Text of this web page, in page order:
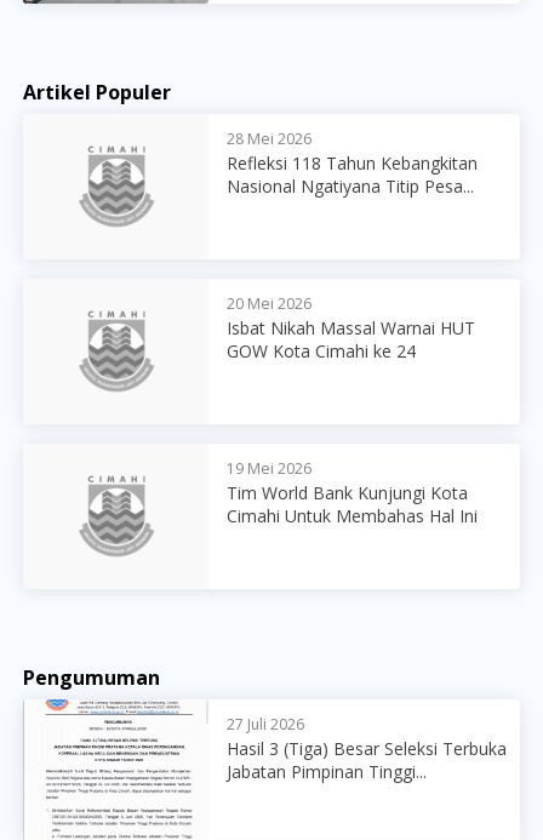
Artikel Populer
28 Mei 2026
Refleksi 118 Tahun Kebangkitan
Nasional Ngatiyana Titip Pesa...
20 Mei 2026
Isbat Nikah Massal Warnai HUT
GOW Kota Cimahi ke 24
19 Mei 2026
Tim World Bank Kunjungi Kota
Cimahi Untuk Membahas Hal Ini
Pengumuman
27 Juli 2026
Hasil 3 (Tiga) Besar Seleksi Terbuka
Jabatan Pimpinan Tinggi...